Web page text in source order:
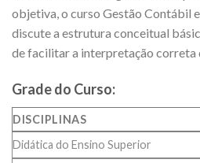
objetiva, o curso Gestão Contábil
discute a estrutura conceitual
de facilitar a interpretação correta
Grade do Curso:
DISCIPLINAS
Didática do Ensino Superior